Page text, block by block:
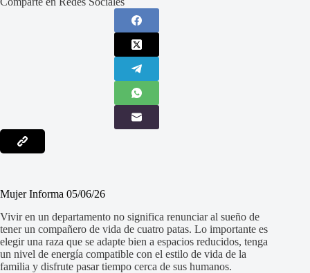
Mujer Informa 05/06/26
Vivir en un departamento no significa renunciar al sueño de
tener un compañero de vida de cuatro patas. Lo importante es
elegir una raza que se adapte bien a espacios reducidos, tenga
un nivel de energía compatible con el estilo de vida de la
familia y disfrute pasar tiempo cerca de sus humanos.